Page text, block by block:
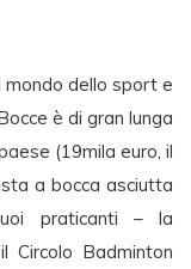
dello sport e
è di gran lunga
(19mila euro, il
a bocca asciutta
praticanti – la
Circolo Badminton